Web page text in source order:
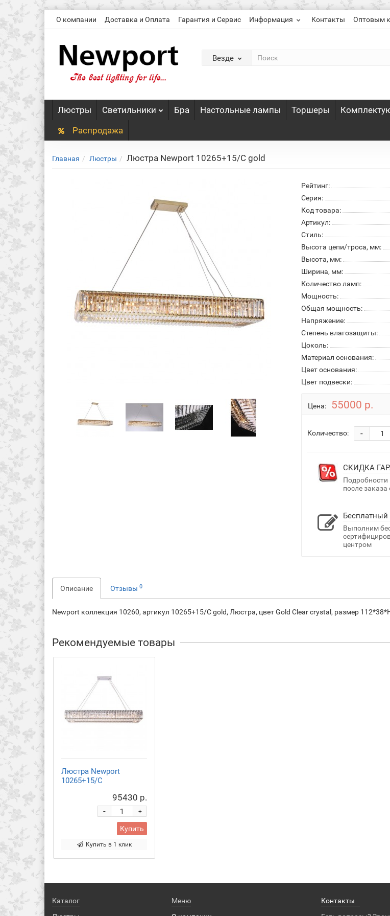
О компании Доставка и Оплата Гарантия и Сервис Информация Контакты Оптовым
Везде
Люстры Светильники Бра Настольные лампы Торшеры
Распродажа
Главная Люстры Люстра Newport 10265+15/C gold
Рейтинг:
Серия:
Код товара:
Артикул:
Стиль:
Высота цепи/троса, мм:
Высота, мм:
Ширина, мм:
Количество ламп:
Мощность:
Общая мощность:
Напряжение:
Степень влагозащиты:
Цоколь:
Материал основания:
Цвет основания:
Цвет подвески:
Цена: 55000 р.
Количество: -
СКИДКА
Подробности
после заказа
Выполним
центром
Описание Отзывы 0
Newport коллекция 10260, артикул 10265+15/C gold, Люстра, цвет Gold Clear crystal, размер
Рекомендуемые товары
Люстра Newport
10265+15/C
95430 р.
+
-
Купить
Купить в 1 клик
Каталог
Меню
Контакты